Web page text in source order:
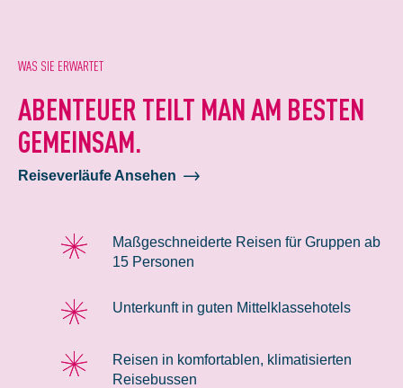
WAS SIE ERWARTET
ABENTEUER TEILT MAN AM BESTEN
GEMEINSAM.
Reiseverläufe Ansehen
Maßgeschneiderte Reisen für Gruppen ab
15 Personen
Unterkunft in guten Mittelklassehotels
Reisen in komfortablen, klimatisierten
Reisebussen